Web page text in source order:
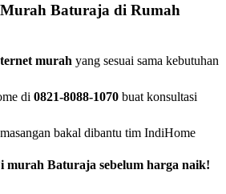
Baturaja di Rumah
murah yang sesuai sama kebutuhan
di 0821-8088-1070 buat konsultasi
bakal dibantu tim IndiHome
murah Baturaja sebelum harga naik!